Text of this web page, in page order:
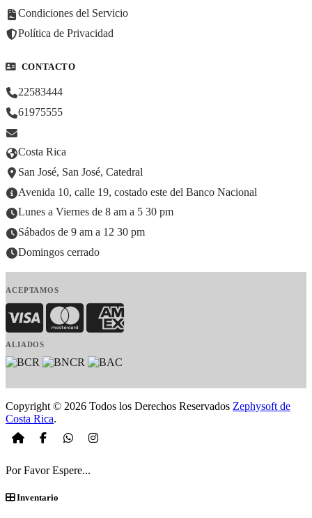
Condiciones del Servicio
Política de Privacidad
CONTACTO
22583444
61975555
Costa Rica
San José, San José, Catedral
Avenida 10, calle 19, costado este del Banco Nacional
Lunes a Viernes de 8 am a 5 30 pm
Sábados de 9 am a 12 30 pm
Domingos cerrado
ACEPTAMOS
Visa MasterCardAmerican Express
ALIADOS
Copyright © 2026 Todos los Derechos Reservados Zephysoft de
Costa Rica.
Por Favor Espere...
Inventario